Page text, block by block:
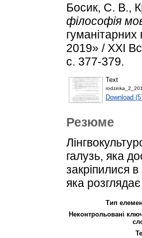
Босик, С. В.,
філософія
2019» / XXI
с. 377-379.
Text
Download
Резюме
галузь, яка
закріпилися
яка
Тип
Неконтрольовані